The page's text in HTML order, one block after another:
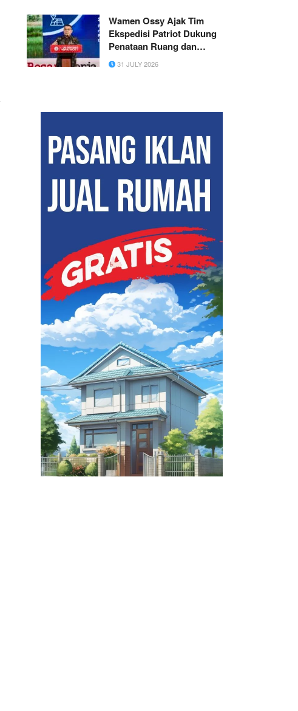
Wamen Ossy Ajak Tim
Ekspedisi Patriot Dukung
Penataan Ruang dan
Penyelesaian Masalah
Pertanahan di Kawasan
31 JULY 2026